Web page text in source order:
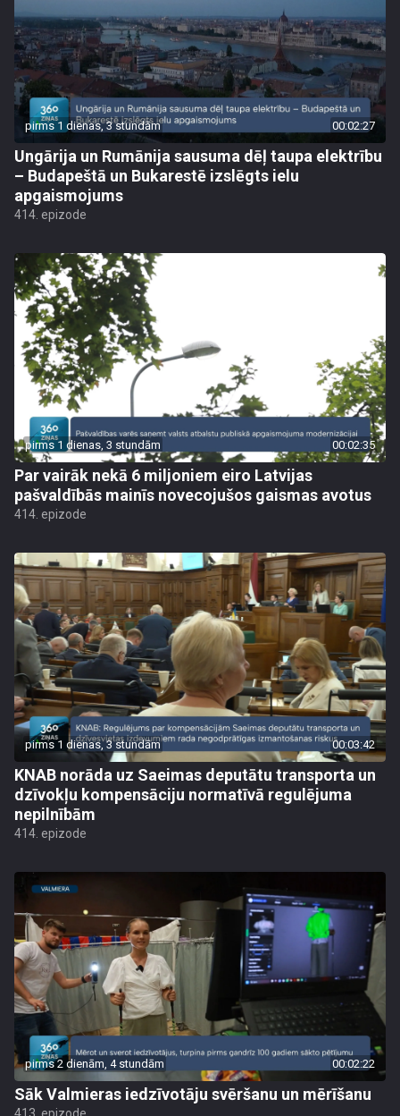
pirms 1 dienas, 3 stundām 00:02:27
Ungārija un Rumānija sausuma dēļ taupa elektrību
– Budapeštā un Bukarestē izslēgts ielu
apgaismojums
414. epizode
pirms 1 dienas, 3 stundām 00:02:35
Par vairāk nekā 6 miljoniem eiro Latvijas
pašvaldībās mainīs novecojušos gaismas avotus
414. epizode
pirms 1 dienas, 3 stundām 00:03:42
KNAB norāda uz Saeimas deputātu transporta un
dzīvokļu kompensāciju normatīvā regulējuma
nepilnībām
414. epizode
pirms 2 dienām, 4 stundām 00:02:22
Sāk Valmieras iedzīvotāju svēršanu un mērīšanu